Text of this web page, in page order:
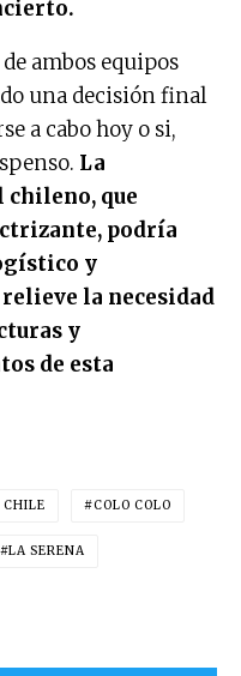
ambos equipos
una decisión final
a cabo hoy o si,
La
chileno, que
podría
y
la necesidad
y
de esta
CHILE COLO COLO
LA SERENA